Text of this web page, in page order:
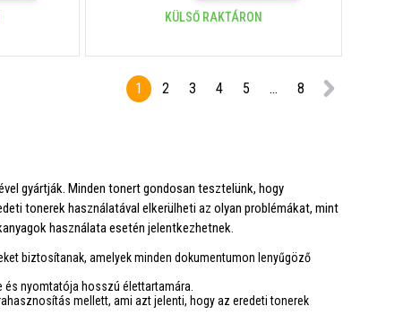
KÜLSŐ RAKTÁRON
1 2 3 4 5 ... 8
gyártják. Minden tonert gondosan tesztelünk, hogy
tonerek használatával elkerülheti az olyan problémákat, mint
használata esetén jelentkezhetnek.
biztosítanak, amelyek minden dokumentumon lenyűgöző
nyomtatója hosszú élettartamára.
mellett, ami azt jelenti, hogy az eredeti tonerek